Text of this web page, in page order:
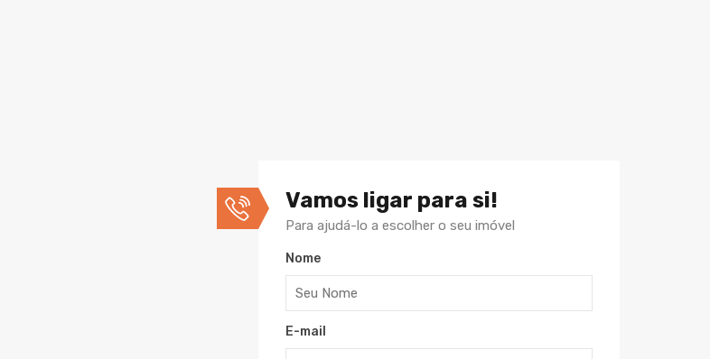
Vamos ligar para si!
Para ajudá-lo a escolher o seu imóvel
Nome
E-mail